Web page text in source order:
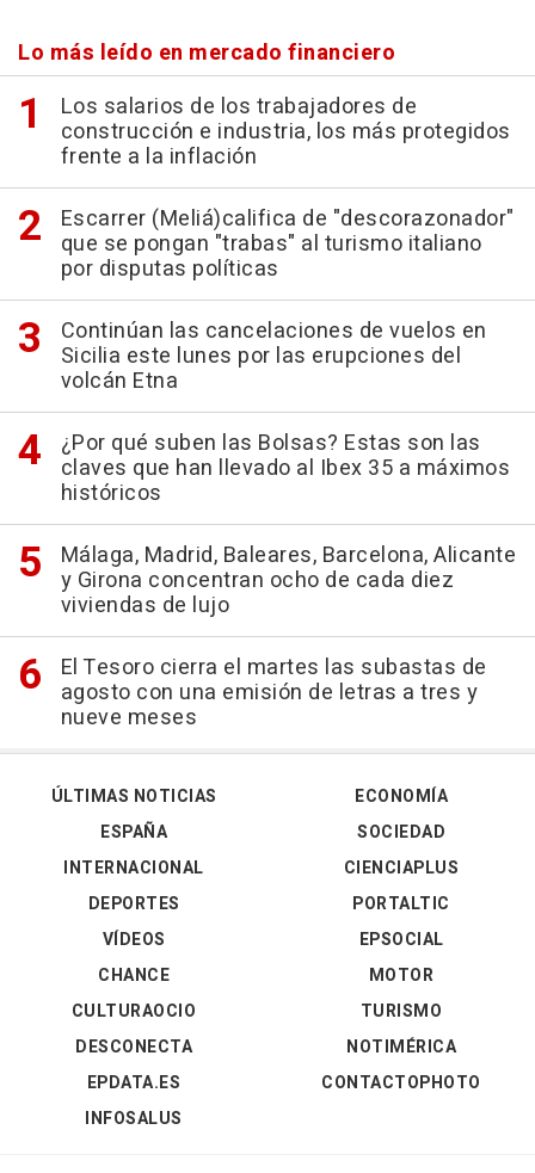
Lo más leído en mercado financiero
Los salarios de los trabajadores de
construcción e industria, los más protegidos
frente a la inflación
Escarrer (Meliá)califica de "descorazonador"
que se pongan "trabas" al turismo italiano
por disputas políticas
Continúan las cancelaciones de vuelos en
Sicilia este lunes por las erupciones del
volcán Etna
¿Por qué suben las Bolsas? Estas son las
claves que han llevado al Ibex 35 a máximos
históricos
Málaga, Madrid, Baleares, Barcelona, Alicante
y Girona concentran ocho de cada diez
viviendas de lujo
El Tesoro cierra el martes las subastas de
agosto con una emisión de letras a tres y
nueve meses
ÚLTIMAS NOTICIAS
ESPAÑA
INTERNACIONAL
DEPORTES
VÍDEOS
ECONOMÍA
SOCIEDAD
CIENCIAPLUS
PORTALTIC
EPSOCIAL
CHANCE
CULTURAOCIO
DESCONECTA
EPDATA.ES
INFOSALUS
MOTOR
TURISMO
NOTIMÉRICA
CONTACTOPHOTO